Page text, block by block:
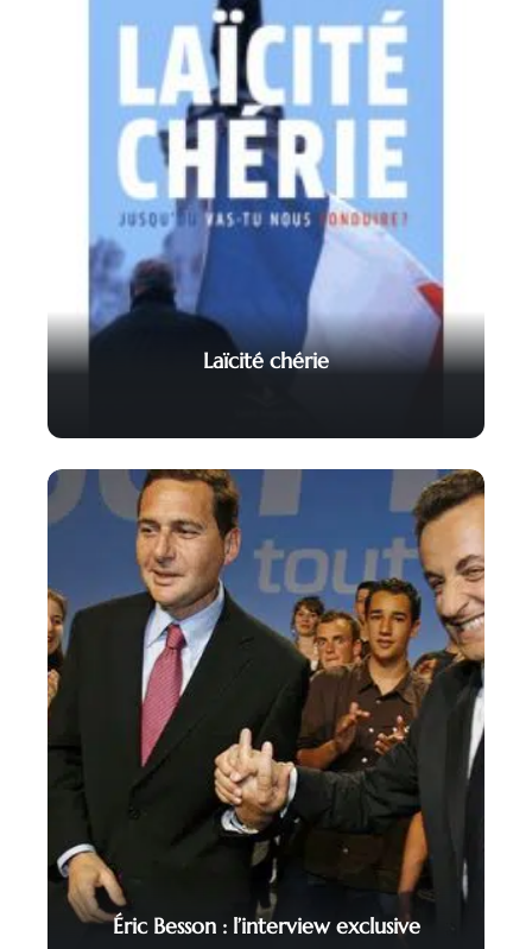
Laïcité chérie
Éric Besson : l’interview exclusive